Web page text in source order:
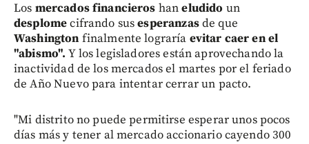
Los mercados financieros haneludido un
desplomecifrando susesperanzasde que
Washington finalmente lograría evitar caer en el
"abismo". Y los legisladores están aprovechando la
inactividad de los mercados el martes por el feriado
de Año Nuevo para intentar cerrar un pacto.
"Mi distrito no puede permitirse esperar unos pocos
días más y tener al mercado accionario cayendo 300